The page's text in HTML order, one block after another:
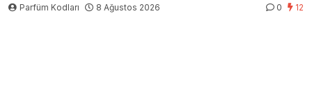
Parfüm Kodları 8 Ağustos 2026 0 12